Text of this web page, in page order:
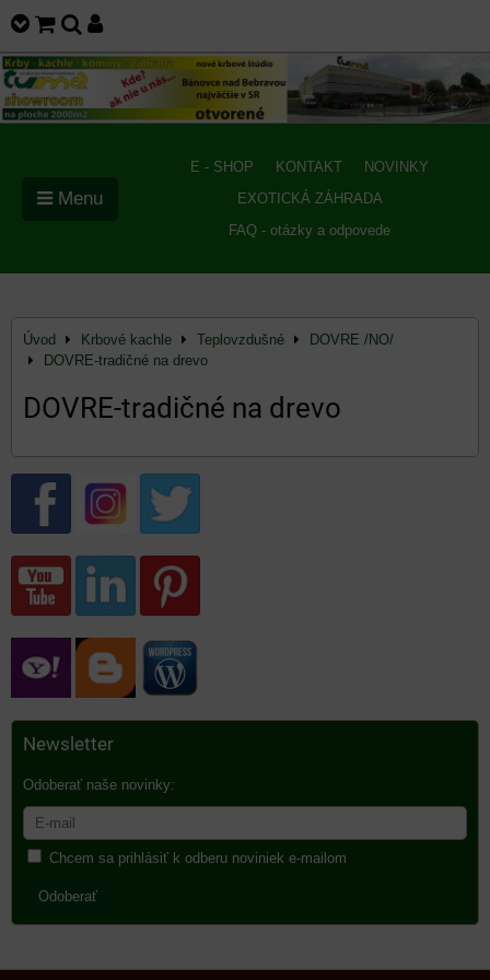
E - SHOP KONTAKT
NOVINKY
EXOTICKÁ ZÁHRADA
FAQ - otázky a odpovede
Menu
Úvod Krbové kachle Teplovzdušné
DOVRE /NO/
DOVRE-tradičné na drevo
DOVRE-tradičné na drevo
Newsletter
Odoberať naše novinky:
Chcem sa prihlásiť k odberu noviniek e-mailom
Odoberať